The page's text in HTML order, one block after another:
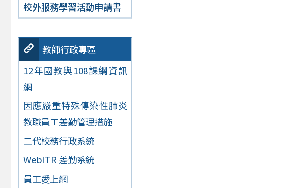
校外服務學習活動申請書
教師行政專區
12年國教與108課綱資訊
網
因應嚴重特殊傳染性肺炎
教職員工差勤管理措施
二代校務行政系統
WebITR 差勤系統
員工愛上網